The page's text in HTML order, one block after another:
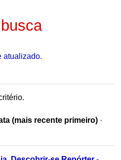
atualizado.
(mais recente primeiro) ·